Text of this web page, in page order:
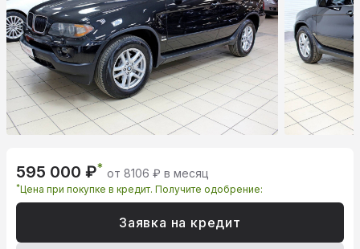
595 000 ₽* от 8106 ₽ в месяц
*Цена при покупке в кредит. Получите одобрение:
Заявка на кредит